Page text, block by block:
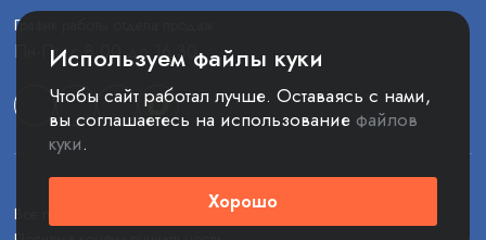
График работы отдела продаж
Пн-Пт: с 8:00 до 16:30
Все права защищены. © 2025 ООО «Конкорд»
Используем файлы куки
Чтобы сайт работал лучше. Оставаясь с нами,
вы соглашаетесь на использование файлов
куки.
Хорошо